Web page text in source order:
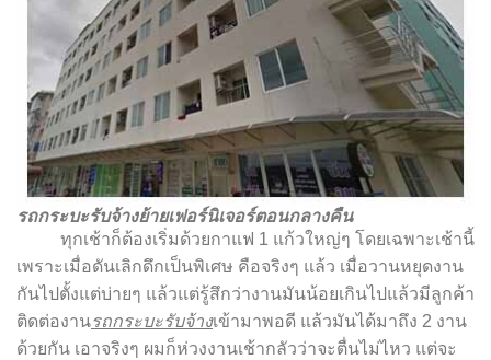
รถกระบะรับจ้างย้ายเฟอร์นิเจอร์ตอนกลางคืน
ทุกเช้าก็ต้องเริ่มด้วยกาแฟ 1 แก้วใหญ่ๆ โดยเฉพาะเช้านี้
เพราะเมื่อดันเลิกดึกเป็นพิเศษ คือจริงๆ แล้ว เมื่อวานหยุดงาน
กันไปตั้งแต่บ่ายๆ แล้วแต่รู้สึกว่างานมันน้อยเกินไปแล้วมีลูกค้า
ติดต่องานรถกระบะรับจ้างเข้ามาพอดี แล้วมันได้มาถึง 2 งาน
ด้วยกัน เอาจริงๆ ผมก็ห่วงงานเช้ากลัวว่าจะตื่นไม่ไหว แต่จะ